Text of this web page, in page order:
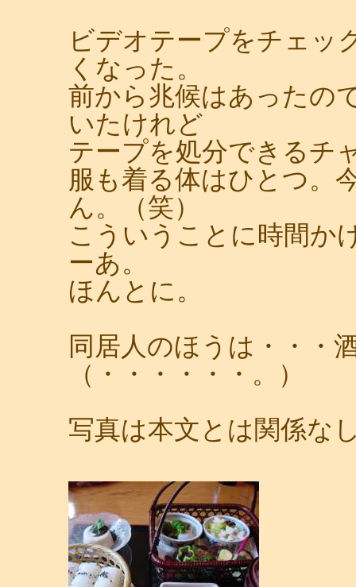
ビデオテープをチェッ
くなった。
前から兆候はあったの
いたけれど
テープを処分できるチ
服も着る体はひとつ。
ん。（笑）
こういうことに時間か
ーあ。
ほんとに。
同居人のほうは・・・
（・・・・・・。）
写真は本文とは関係な